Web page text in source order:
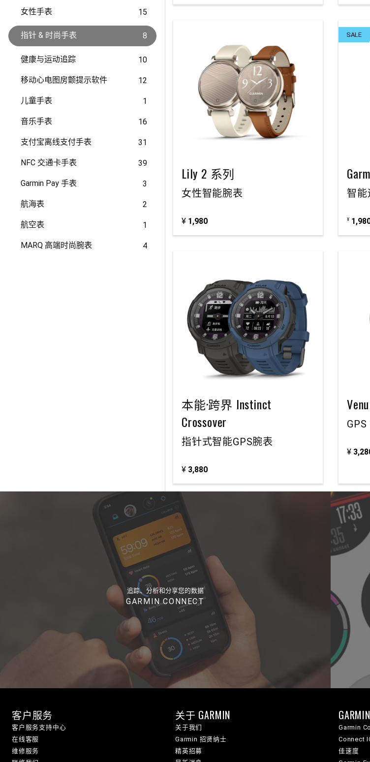
女性手表 15
指针 & 时尚手表 8
健康与运动追踪 10
移动心电图房颤提示软件 12
儿童手表 1
音乐手表 16
支付宝离线支付手表 31
NFC 交通卡手表 39
Garmin Pay 手表 3
航海表 2
航空表 1
MARQ 高端时尚腕表 4
Lily 2 系列
女性智能腕表
¥ 1,980
SALE
智
¥
本能·跨界 Instinct
Crossover
指针式智能GPS腕表
¥ 3,880
¥
追踪、分析和分享您的数据
GARMIN CONNECT
客户服务
客户服务支持中心
在线客服
维修服务
关于 GARMIN
关于我们
Garmin 招贤纳士
精英招募
Garmin
Connect
佳速度